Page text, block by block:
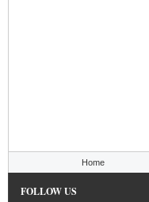
Home
FOLLOW US